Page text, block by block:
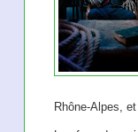
Rhône-Alpes,